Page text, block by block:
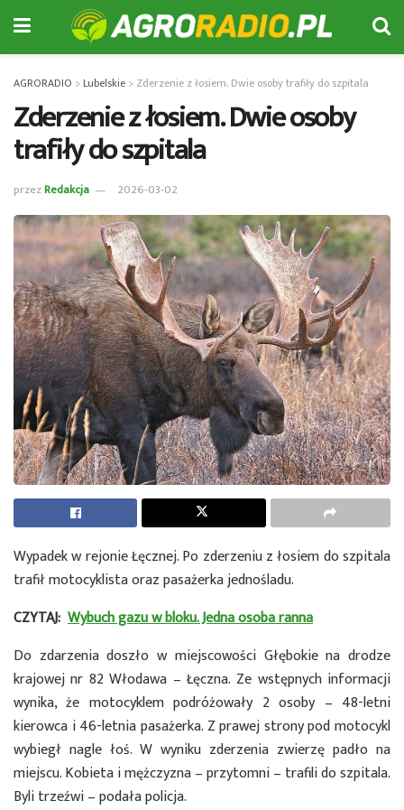
AGRORADIO >Lubelskie > Zderzenie z łosiem. Dwie osoby trafiły do szpitala
Zderzenie z łosiem. Dwie osoby
trafiły do szpitala
przezRedakcja 2026-03-02
Wypadek w rejonie Łęcznej. Po zderzeniu z łosiem do szpitala
trafił motocyklista oraz pasażerka jednośladu.
CZYTAJ: Wybuch gazu w bloku. Jedna osoba ranna
Do zdarzenia doszło w miejscowości Głębokie na drodze
krajowej nr 82 Włodawa – Łęczna. Ze wstępnych informacji
wynika, że motocyklem podróżowały 2 osoby – 48-letni
kierowca i 46-letnia pasażerka. Z prawej strony pod motocykl
wybiegł nagle łoś. W wyniku zderzenia zwierzę padło na
miejscu. Kobieta i mężczyzna – przytomni – trafili do szpitala.
Byli trzeźwi – podała policja.